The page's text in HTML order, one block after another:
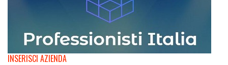
INSERISCI AZIENDA